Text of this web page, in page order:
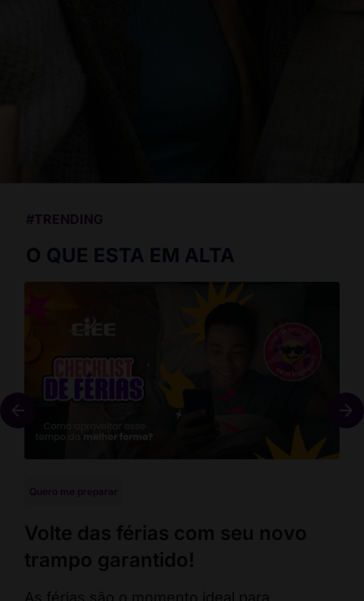
#TRENDING
O QUE ESTA EM ALTA
Volte das férias com seu novo
trampo garantido!